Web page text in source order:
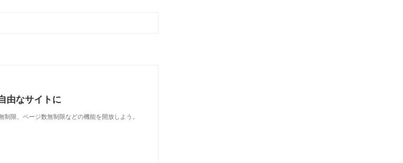
由なサイトに
限、ページ数無制限などの機能を開放しよう。